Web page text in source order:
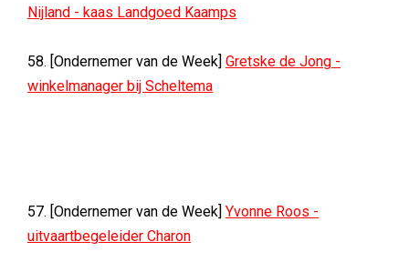
Nijland - kaas Landgoed Kaamps
58. [Ondernemer van de Week] Gretske de Jong -
winkelmanager bij Scheltema
57. [Ondernemer van de Week] Yvonne Roos -
uitvaartbegeleider Charon